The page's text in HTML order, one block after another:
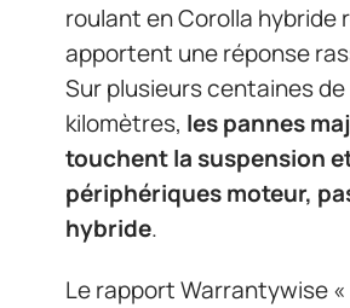
roulant en Corolla hybride
apportent une réponse
Sur plusieurs centaines de
kilomètres, les pannes
touchent la suspension
périphériques moteur,
hybride.
Le rapport Warrantywise